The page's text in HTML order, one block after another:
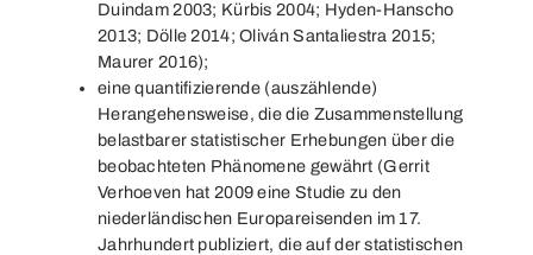
Duindam 2003; Kürbis 2004; Hyden-Hanscho
2013; Dölle 2014; Oliván Santaliestra 2015;
Maurer 2016);
eine quantifizierende (auszählende)
Herangehensweise, die die Zusammenstellung
belastbarer statistischer Erhebungen über die
beobachteten Phänomene gewährt (Gerrit
Verhoeven hat 2009 eine Studie zu den
niederländischen Europareisenden im 17.
Jahrhundert publiziert, die auf der statistischen